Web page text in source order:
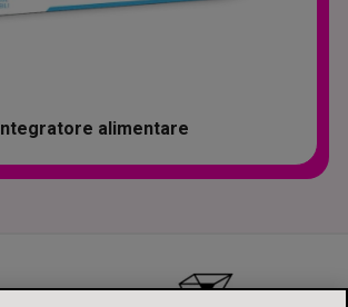
Integratore alimentare